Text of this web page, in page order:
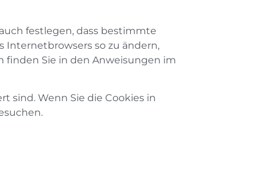
festlegen, dass bestimmte
so zu ändern,
finden Sie in den Anweisungen im
sind. Wenn Sie die Cookies in